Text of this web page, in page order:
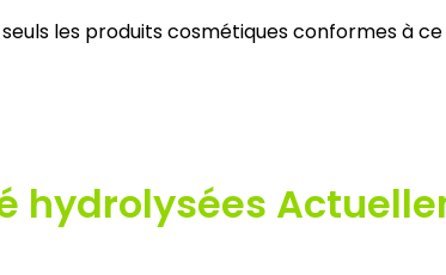
les produits cosmétiques conformes à
hydrolysées